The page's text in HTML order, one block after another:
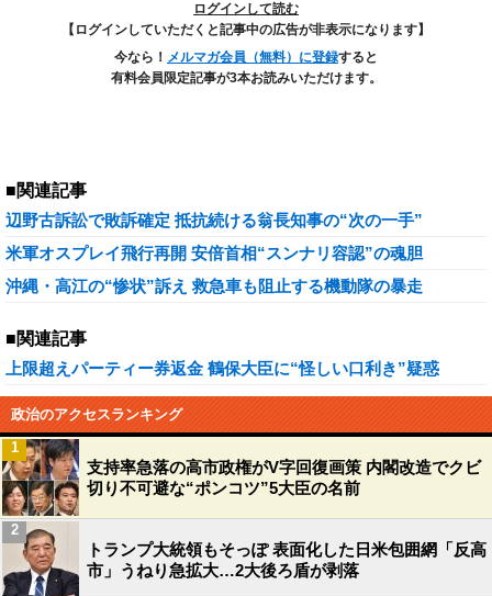
ログインして読む
【ログインしていただくと記事中の広告が非表示になります】
今なら！ メルマガ会員（無料）に登録すると
有料会員限定記事が3本お読みいただけます。
■関連記事
辺野古訴訟で敗訴確定 抵抗続ける翁長知事の“次の一手”
米軍オスプレイ飛行再開 安倍首相“スンナリ容認”の魂胆
沖縄・高江の“惨状”訴え 救急車も阻止する機動隊の暴走
■関連記事
上限超えパーティー券返金 鶴保大臣に“怪しい口利き”疑惑
政治のアクセスランキング
支持率急落の高市政権がV字回復画策 内閣改造でクビ
切り不可避な“ポンコツ”5大臣の名前
1
トランプ大統領もそっぽ 表面化した日米包囲網「反高
市」うねり急拡大…2大後ろ盾が剥落
2